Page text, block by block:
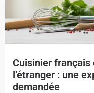
Cuisinier
l’étranger : une
demandée